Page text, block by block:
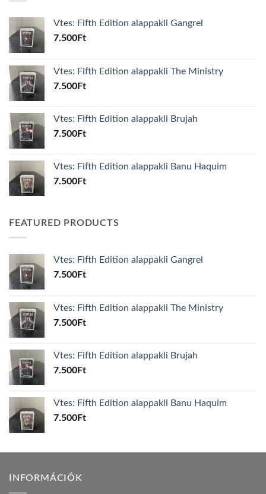
Vtes: Fifth Edition alappakli Gangrel
7.500Ft
Vtes: Fifth Edition alappakli The Ministry
7.500Ft
Vtes: Fifth Edition alappakli Brujah
7.500Ft
Vtes: Fifth Edition alappakli Banu Haquim
7.500Ft
FEATURED PRODUCTS
Vtes: Fifth Edition alappakli Gangrel
7.500Ft
Vtes: Fifth Edition alappakli The Ministry
7.500Ft
Vtes: Fifth Edition alappakli Brujah
7.500Ft
Vtes: Fifth Edition alappakli Banu Haquim
7.500Ft
INFORMÁCIÓK